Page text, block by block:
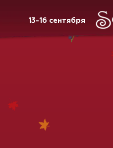
13-16 сентября